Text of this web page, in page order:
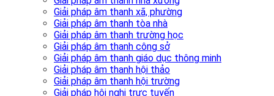
Giải pháp âm thanh xã, phường
Giải pháp âm thanh tòa nhà
Giải pháp âm thanh trường học
Giải pháp âm thanh công sở
Giải pháp âm thanh giáo dục thông minh
Giải pháp âm thanh hội thảo
Giải pháp âm thanh hội trường
Giải pháp hội nghị trực tuyến